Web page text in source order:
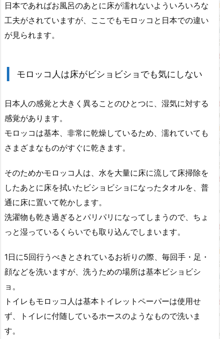
日本であればお風呂のあとに床が濡れないよういろいろな
工夫がされていますが、ここでもモロッコと日本での違い
が見られます。
モロッコ人は床がビショビショでも気にしない
日本人の感覚と大きく異ることのひとつに、湿気に対する
感覚があります。
モロッコは基本、非常に乾燥しているため、濡れていても
さまざまなものがすぐに乾きます。
そのためかモロッコ人は、水を大量に床に流して床掃除を
したあとに床を拭いたビショビショになったタオルを、普
通に床に置いて乾かします。
洗濯物も乾き過ぎるとパリパリになってしまうので、ちょ
っと湿っているくらいでも取り込んでしまいます。
1日に5回行うべきとされているお祈りの際、毎回手・足・
顔などを洗いますが、洗うための場所は基本ビショビシ
ョ。
トイレもモロッコ人は基本トイレットペーパーは使用せ
ず、トイレに付随しているホースのようなもので洗いま
す。